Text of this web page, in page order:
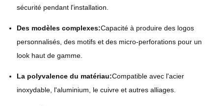
sécurité pendant l'installation.
Des modèles complexes:Capacité à produire des logos
personnalisés, des motifs et des micro-perforations pour un
look haut de gamme.
La polyvalence du matériau:Compatible avec l'acier
inoxydable, l'aluminium, le cuivre et autres alliages.